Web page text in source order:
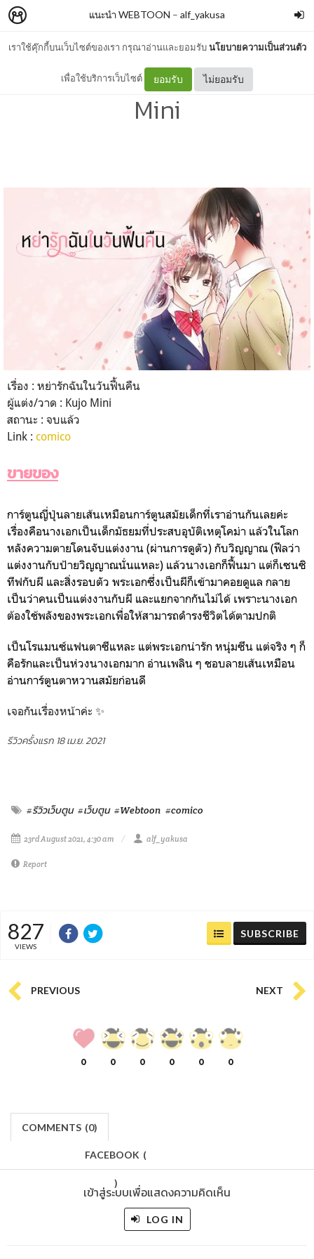
เราใช้คุ๊กกี้บนเว็บไซต์ของเรา กรุณาอ่านและยอมรับนโยบายความเป็นส่วนตัว
เพื่อใช้บริการเว็บไซต์ ยอมรับ ไม่ยอมรับ
แนะนำ WEBTOON – alf_yakusa
หย่ารักฉันในวันฟื้นคืน - Kujo
Mini
เรื่อง : หย่ารักฉันในวันฟื้นคืน
ผู้แต่ง/วาด : Kujo Mini
สถานะ : จบแล้ว
Link : comico
ขายของ
การ์ตูนญี่ปุ่นลายเส้นเหมือนการ์ตูนสมัยเด็กที่เราอ่านกันเลยค่ะ
เรื่องคือนางเอกเป็นเด็กมัธยมที่ประสบอุบัติเหตุโคม่า แล้วในโลก
หลังความตายโดนจับแต่งงาน (ผ่านการดูตัว) กับวิญญาณ (ฟีลว่า
แต่งงานกับป้ายวิญญาณนั่นแหละ) แล้วนางเอกก็ฟื้นมา แต่ก็เซนซิ
ทีฟกับผี และสิ่งรอบตัว พระเอกซึ่งเป็นผีก็เข้ามาคอยดูแล กลาย
เป็นว่าคนเป็นแต่งงานกับผี และแยกจากกันไม่ได้ เพราะนางเอก
ต้องใช้พลังของพระเอกเพื่อให้สามารถดำรงชีวิตได้ตามปกติ
เป็นโรแมนซ์แฟนตาซีแหละ แต่พระเอกน่ารัก หนุ่มซึน แต่จริง ๆ ก็
คือรักและเป็นห่วงนางเอกมาก อ่านเพลิน ๆ ชอบลายเส้นเหมือน
อ่านการ์ตูนตาหวานสมัยก่อนดี
เจอกันเรื่องหน้าค่ะ ✨
รีวิวครั้งแรก 18 เม.ย. 2021
#รีวิวเว็บตูน #เว็บตูน #Webtoon #comico
23rd August 2021, 4:30 am alf_yakusa
Report
827
VIEWS
SUBSCRIBE
PREVIOUS NEXT
0 0 0 0 0 0
COMMENTS (0)
FACEBOOK (
)
เข้าสู่ระบบเพื่อแสดงความคิดเห็น
LOG IN